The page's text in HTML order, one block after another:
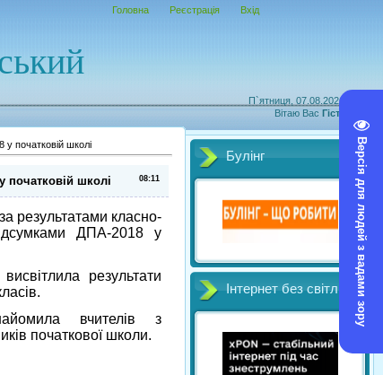
Версія для людей з вадами зору
П`ятниця, 07.08.2026, 01:40
Вітаю Вас Гість
Головна Реєстрація Вхід
у початковій школі
08:11
початковій школі
результатами класно-
ДПА-2018 у
результати
вчителів з
початкової школи.
Булінг
Інтернет без світл